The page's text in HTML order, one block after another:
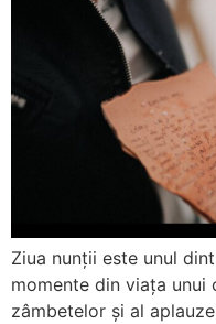
Ziua nunții este unul
momente din viața unui
zâmbetelor și al